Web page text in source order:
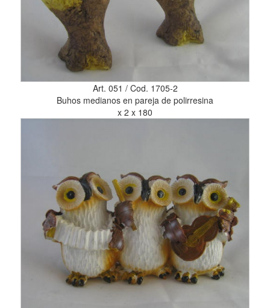
Art. 051 / Cod. 1705-2
Buhos medianos en pareja de polirresina
x 2 x 180